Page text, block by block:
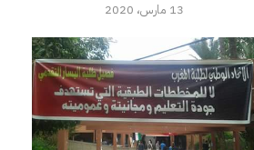
13 مارس، 2020